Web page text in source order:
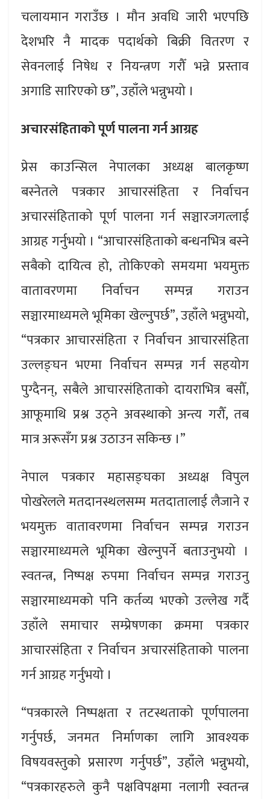
चलायमान गराउँछ । मौन अवधि जारी भएपछि
देशभरि नै मादक पदार्थको बिक्री वितरण र
सेवनलाई निषेध र नियन्त्रण गरौँ भन्ने प्रस्ताव
अगाडि सारिएको छ”, उहाँले भन्नुभयो ।
अचारसंहिताको पूर्ण पालना गर्न आग्रह
प्रेस काउन्सिल नेपालका अध्यक्ष बालकृष्ण
बस्नेतले पत्रकार आचारसंहिता र निर्वाचन
अचारसंहिताको पूर्ण पालना गर्न सञ्चारजगत्लाई
आग्रह गर्नुभयो । “आचारसंहिताको बन्धनभित्र बस्ने
सबैको दायित्व हो, तोकिएको समयमा भयमुक्त
वातावरणमा निर्वाचन सम्पन्न गराउन
सञ्चारमाध्यमले भूमिका खेल्नुपर्छ”, उहाँले भन्नुभयो,
“पत्रकार आचारसंहिता र निर्वाचन आचारसंहिता
उल्लङ्घन भएमा निर्वाचन सम्पन्न गर्न सहयोग
पुग्दैनन्, सबैले आचारसंहिताको दायराभित्र बसौँ,
आफूमाथि प्रश्न उठ्ने अवस्थाको अन्त्य गरौँ, तब
मात्र अरूसँग प्रश्न उठाउन सकिन्छ ।”
नेपाल पत्रकार महासङ्घका अध्यक्ष विपुल
पोखरेलले मतदानस्थलसम्म मतदातालाई लैजाने र
भयमुक्त वातावरणमा निर्वाचन सम्पन्न गराउन
सञ्चारमाध्यमले भूमिका खेल्नुपर्ने बताउनुभयो ।
स्वतन्त्र, निष्पक्ष रुपमा निर्वाचन सम्पन्न गराउनु
सञ्चारमाध्यमको पनि कर्तव्य भएको उल्लेख गर्दै
उहाँले समाचार सम्प्रेषणका क्रममा पत्रकार
आचारसंहिता र निर्वाचन अचारसंहिताको पालना
गर्न आग्रह गर्नुभयो ।
“पत्रकारले निष्पक्षता र तटस्थताको पूर्णपालना
गर्नुपर्छ, जनमत निर्माणका लागि आवश्यक
विषयवस्तुको प्रसारण गर्नुपर्छ”, उहाँले भन्नुभयो,
“पत्रकारहरुले कुनै पक्षविपक्षमा नलागी स्वतन्त्र